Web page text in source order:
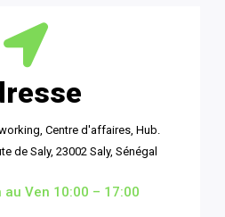
Centre d'affaires, Hub.
de Saly, 23002 Saly, Sénégal
au Ven 10:00 – 17:00